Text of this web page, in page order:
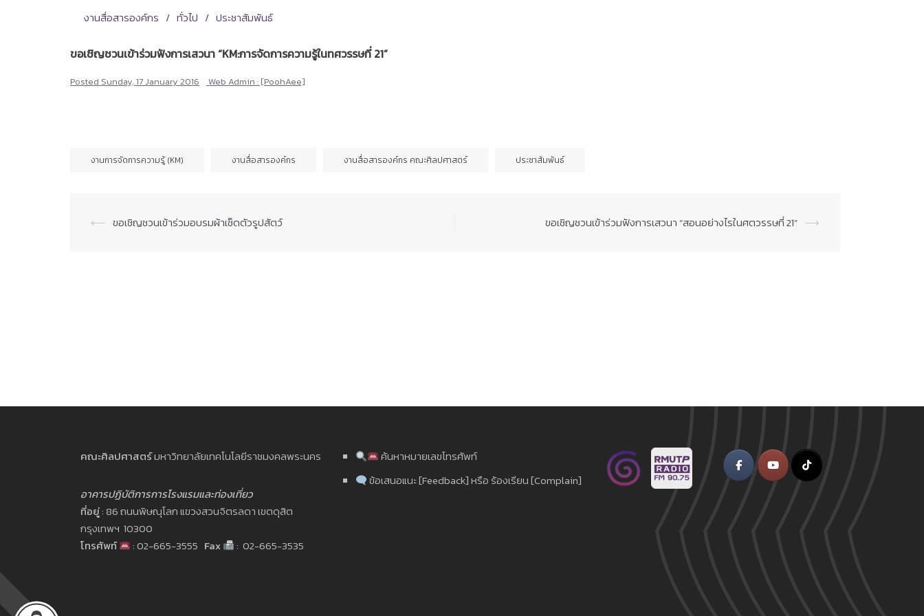
งานสื่อสารองค์กร ทั่วไป ประชาสัมพันธ์
ขอเชิญชวนเข้าร่วมฟังการเสวนา “KM:การจัดการความรู้ในทศวรรษที่ 21”
Posted Sunday, 17 January 2016 Web Admin : [PoohAee]
งานการจัดการความรู้ (KM) งานสื่อสารองค์กร งานสื่อสารองค์กร คณะศิลปศาสตร์ ประชาสัมพันธ์
Post
⟵ ขอเชิญชวนเข้าร่วมอบรมผ้าเช็ดตัวรูปสัตว์ ขอเชิญชวนเข้าร่วมฟังการเสวนา “สอนอย่างไรในศตวรรษที่ 21” ⟶
คณะศิลปศาสตร์มหาวิทยาลัยเทคโนโลยีราชมงคลพระนคร
อาคารปฏิบัติการการโรงแรมและท่องเที่ยว
ที่อยู่: 86 ถนนพิษณุโลก แขวงสวนจิตรลดา เขตดุสิต
กรุงเทพฯ 10300
โทรศัพท์
: 02-665-3555 Fax : 02-665-3535
ค้นหาหมายเลขโทรศัพท์
ข้อเสนอแนะ [Feedback] หรือ ร้องเรียน [Complain]